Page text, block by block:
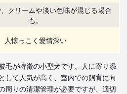
クリームや淡い色味が混じる場合
も。
人懐っこく愛情深い
毛が特徴の小型犬です。人に寄り添
して人気が高く、室内での飼育に向
周りの清潔管理が必要ですが、適切